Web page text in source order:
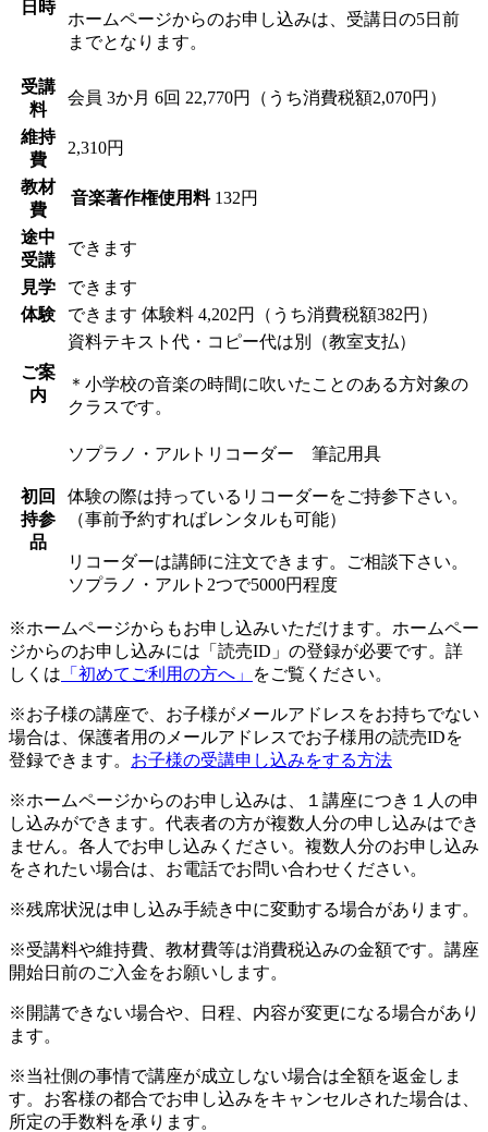
日時
ホームページからのお申し込みは、受講日の5日前
までとなります。
受講
料
会員 3か月 6回 22,770円（うち消費税額2,070円）
維持
費
2,310円
教材
費
音楽著作権使用料 132円
途中
受講
できます
見学
できます
体験
できます 体験料 4,202円（うち消費税額382円）
ご案
内
資料テキスト代・コピー代は別（教室支払）
＊小学校の音楽の時間に吹いたことのある方対象の
クラスです。
初回
持参
品
ソプラノ・アルトリコーダー 筆記用具
体験の際は持っているリコーダーをご持参下さい。
（事前予約すればレンタルも可能）
リコーダーは講師に注文できます。ご相談下さい。
ソプラノ・アルト2つで5000円程度
※ホームページからもお申し込みいただけます。ホームペー
ジからのお申し込みには「読売ID」の登録が必要です。詳
しくは 「初めてご利用の方へ」 をご覧ください。
※お子様の講座で、お子様がメールアドレスをお持ちでない
場合は、保護者用のメールアドレスでお子様用の読売IDを
登録できます。 お子様の受講申し込みをする方法
※ホームページからのお申し込みは、１講座につき１人の申
し込みができます。代表者の方が複数人分の申し込みはでき
ません。各人でお申し込みください。複数人分のお申し込み
をされたい場合は、お電話でお問い合わせください。
※残席状況は申し込み手続き中に変動する場合があります。
※受講料や維持費、教材費等は消費税込みの金額です。講座
開始日前のご入金をお願いします。
※開講できない場合や、日程、内容が変更になる場合があり
ます。
※当社側の事情で講座が成立しない場合は全額を返金しま
す。お客様の都合でお申し込みをキャンセルされた場合は、
所定の手数料を承ります。